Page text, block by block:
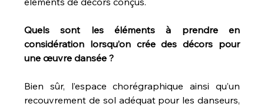
Quels sont les éléments à prendre en
considération lorsqu’on crée des décors pour
une œuvre dansée ?
Bien sûr, l’espace chorégraphique ainsi qu’un
recouvrement de sol adéquat pour les danseurs,